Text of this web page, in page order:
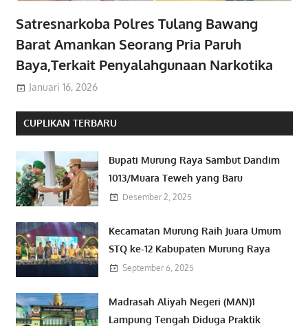
Satresnarkoba Polres Tulang Bawang
Barat Amankan Seorang Pria Paruh
Baya,Terkait Penyalahgunaan Narkotika
Januari 16, 2026
CUPLIKAN TERBARU
Bupati Murung Raya Sambut Dandim
1013/Muara Teweh yang Baru
Desember 2, 2025
Kecamatan Murung Raih Juara Umum
STQ ke-12 Kabupaten Murung Raya
September 6, 2025
Madrasah Aliyah Negeri (MAN)1
Lampung Tengah Diduga Praktik